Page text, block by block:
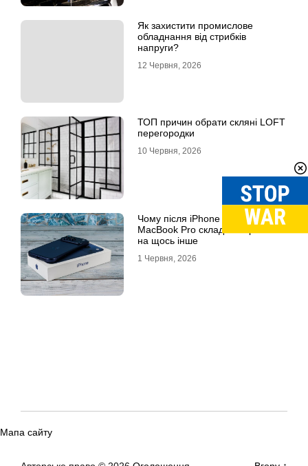
Як захистити промислове
обладнання від стрибків
напруги?
12 Червня, 2026
ТОП причин обрати скляні LOFT
перегородки
10 Червня, 2026
Чому після iPhone 17 Pro Max та
MacBook Pro складно перейти
на щось інше
1 Червня, 2026
Мапа сайту